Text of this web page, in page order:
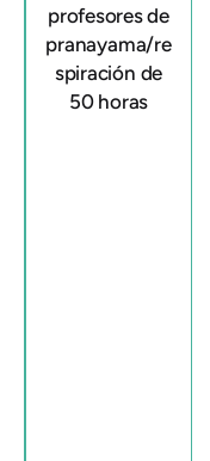
profesores de
pranayama/re
spiración de
50 horas